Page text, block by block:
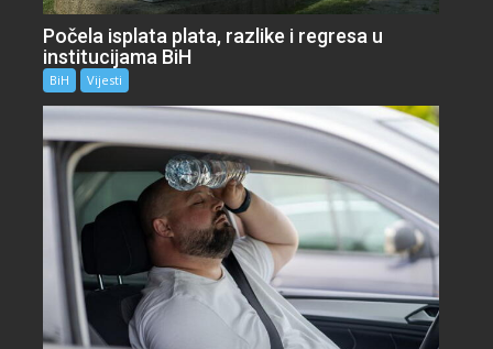
Počela isplata plata, razlike i regresa u
institucijama BiH
BiH Vijesti